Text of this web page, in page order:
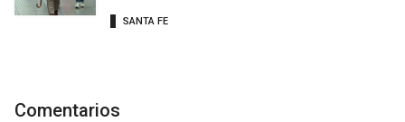
SANTA FE
Comentarios